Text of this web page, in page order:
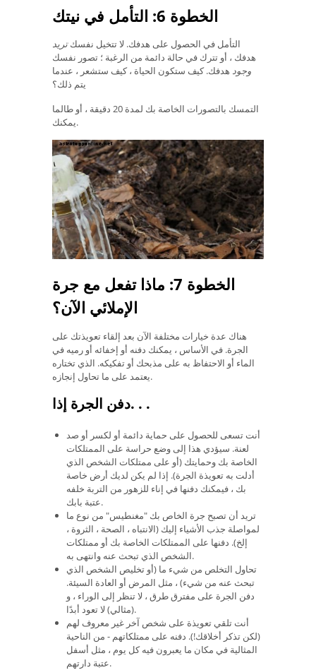
الخطوة 6: التأمل في نيتك
التأمل في الحصول على هدفك. لا تتخيل نفسكتريد
هدفك ، أو تترك في حالة دائمة من الرغبة ؛ تصور نفسك
وجود هدفك. كيف ستكون الحياة ، كيف ستشعر ، عندما
يتم ذلك؟
التمسك بالتصورات الخاصة بك لمدة 20 دقيقة ، أو طالما
يمكنك.
الخطوة 7: ماذا تفعل مع جرة
الإملائي الآن؟
هناك عدة خيارات مختلفة الآن بعد إلقاء تعويذتك على
الجرة. في الأساس ، يمكنك دفنه أو إخفائه أو رميه في
الماء أو الاحتفاظ به على مذبحك أو تفكيكه. الذي تختاره
يعتمد على ما تحاول إنجازه.
دفن الجرة إذا. . .
أنت تسعى للحصول على حماية دائمة أو لكسر أو صد
لعنة. سيؤدي هذا إلى وضع حراسة على الممتلكات
الخاصة بك وحمايتك (أو على ممتلكات الشخص الذي
أدلت به تعويذة الجرة). إذا لم يكن لديك أرض خاصة
بك ، فيمكنك دفنها في إناء للزهور من التربة خلفه
عتبة بابك.
تريد أن تصبح جرة الخاص بك "مغنطيس" من نوع ما
لمواصلة جذب الأشياء إليك (الانتباه ، الصحة ، الثروة ،
إلخ). دفنها على الممتلكات الخاصة بك أو ممتلكات
الشخص الذي تبحث عنه وانتهى به.
تحاول التخلص من شيء ما (أو تخليص الشخص الذي
تبحث عنه من شيء) ، مثل المرض أو العادة السيئة.
دفن الجرة على مفترق طرق ، لا تنظر إلى الوراء ، و
(مثالي) لا تعود أبدًا.
أنت تلقي تعويذة على شخص آخر غير معروف لهم
(لكن تذكر أخلاقك!). دفنه على ممتلكاتهم - من الناحية
المثالية في مكان ما يعبرون فيه كل يوم ، مثل أسفل
عتبة دارتهم.